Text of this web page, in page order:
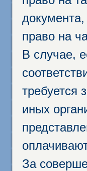
право на
В случае,
требуется
иных
За